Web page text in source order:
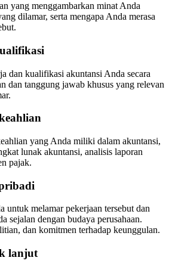
yang menggambarkan minat Anda
dilamar, serta mengapa Anda merasa
dan kualifikasi akuntansi Anda secara
dan tanggung jawab khusus yang relevan
yang Anda miliki dalam akuntansi,
lunak akuntansi, analisis laporan
pajak.
untuk melamar pekerjaan tersebut dan
sejalan dengan budaya perusahaan.
dan komitmen terhadap keunggulan.
lanjut